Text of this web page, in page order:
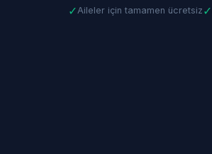
✓Aileler için tamamen ücretsiz ✓